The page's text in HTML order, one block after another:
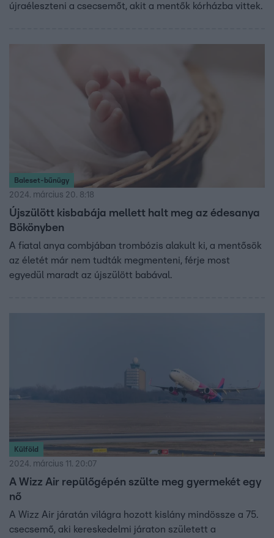
újraéleszteni a csecsemőt, akit a mentők kórházba vittek.
Baleset-bűnügy
2024. március 20. 8:18
Újszülött kisbabája mellett halt meg az édesanya
Bökönyben
A fiatal anya combjában trombózis alakult ki, a mentősök
az életét már nem tudták megmenteni, férje most
egyedül maradt az újszülött babával.
Külföld
2024. március 11. 20:07
A Wizz Air repülőgépén szülte meg gyermekét egy
nő
A Wizz Air járatán világra hozott kislány mindössze a 75.
csecsemő, aki kereskedelmi járaton született a